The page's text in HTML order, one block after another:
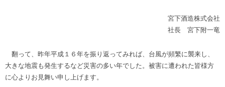
宮下酒造株式会社
社長 宮下附一竜
翻って、昨年平成１６年を振り返ってみれば、台風が頻繁に襲来し、
大きな地震も発生するなど災害の多い年でした。被害に遭われた皆様方
に心よりお見舞い申し上げます。